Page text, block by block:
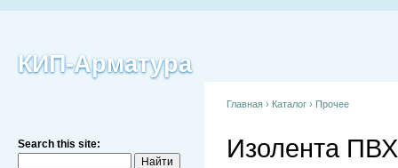
КИП-Арматура
Search this site:
Главная › Каталог › Прочее
Изолента ПВХ